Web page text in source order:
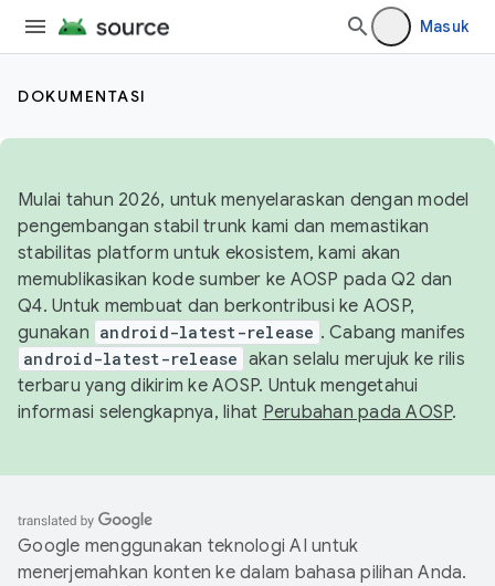
Masuk
DOKUMENTASI
Mulai tahun 2026, untuk menyelaraskan dengan model
pengembangan stabil trunk kami dan memastikan
stabilitas platform untuk ekosistem, kami akan
memublikasikan kode sumber ke AOSP pada Q2 dan
Q4. Untuk membuat dan berkontribusi ke AOSP,
gunakan android-latest-release . Cabang manifes
android-latest-release akan selalu merujuk ke rilis
terbaru yang dikirim ke AOSP. Untuk mengetahui
informasi selengkapnya, lihat Perubahan pada AOSP.
Google menggunakan teknologi AI untuk
menerjemahkan konten ke dalam bahasa pilihan Anda.